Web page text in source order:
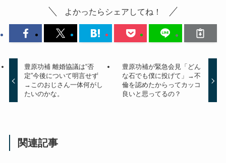
よかったらシェアしてね！
豊原功補 離婚協議は“否
定”今後について明言せず
→このおじさん一体何がし
たいのかな。
豊原功補が緊急会見「どん
な石でも僕に投げて」→不
倫を認めたからってカッコ
良いと思ってるの？
関連記事